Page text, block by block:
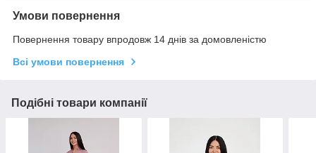
Умови повернення
Повернення товару впродовж 14 днів за домовленістю
Всі умови повернення
Подібні товари компанії